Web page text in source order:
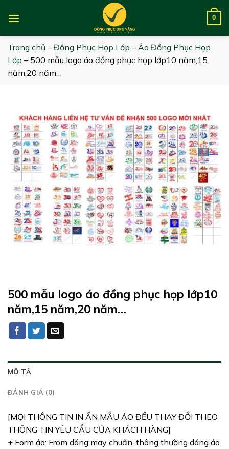
0
Trang chủ – Đồng Phục Họp Lớp – Áo Đồng Phục Họp
Lớp – 500 mẫu logo áo đồng phục họp lớp10 năm,15
năm,20 năm…
500 mẫu logo áo đồng phục họp lớp10
năm,15 năm,20 năm…
MÔ TẢ
ĐÁNH GIÁ (0)
[MỌI THÔNG TIN IN ẤN MẪU ÁO ĐỀU THAY ĐỔI THEO
THÔNG TIN YÊU CẦU CỦA KHÁCH HÀNG]
+ Form áo: From dáng may chuẩn, thông thường dáng áo